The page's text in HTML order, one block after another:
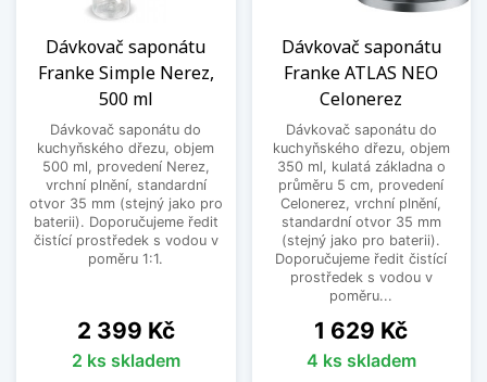
S dávkovačem jaru do dřezu se
nemusíte omezovat
Možná vás zaujaly dávkovače, které se dají
umístit přímo do dřezu, a uvažujete o jejich
pořízení. Zároveň si ale pravděpodobně kladete
otázku, jaké mají tito pomocníci omezení.
Odpověď od nás je jednoduchá: Rozhodně se
nemusíte omezovat. Ať už máte dřeznerezový
nebo snadgranitový, s nákupem této vychytávky
nemusíte otálet.
Jejich předností je totiž velká univerzálnost, a tak
pokud si pohlídáte pouze patřičný otvor pro
dávkovač, není na co čekat.
Dávkovač saponátu
Franke Simple Nerez,
500 ml
Dávkovač saponátu do
kuchyňského dřezu, objem
500 ml, provedení Nerez,
vrchní plnění, standardní
otvor 35 mm (stejný jako pro
baterii). Doporučujeme ředit
čistící prostředek s vodou v
poměru 1:1.
Cena
2 399 Kč
2 ks skladem
Dávkovač saponátu
Franke ATLAS NEO
Celonerez
Dávkovač saponátu do
kuchyňského dřezu, objem
350 ml, kulatá základna o
průměru 5 cm, provedení
Celonerez, vrchní plnění,
standardní otvor 35 mm
(stejný jako pro baterii).
Doporučujeme ředit čistící
prostředek s vodou v
poměru...
Cena
1 629 Kč
4 ks skladem